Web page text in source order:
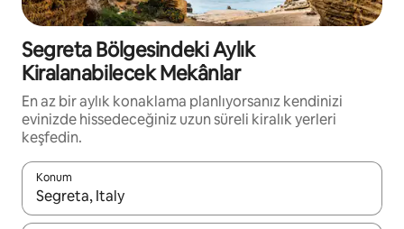
Segreta Bölgesindeki Aylık
Kiralanabilecek Mekânlar
En az bir aylık konaklama planlıyorsanız kendinizi
evinizde hissedeceğiniz uzun süreli kiralık yerleri
keşfedin.
Konum
Sonuçlar kullanılabilir olduğunda yukarı ve aşağı oklarıyla